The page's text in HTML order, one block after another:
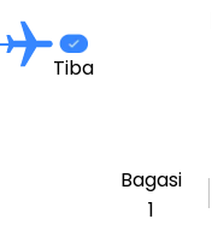
Tiba
Bagasi
1